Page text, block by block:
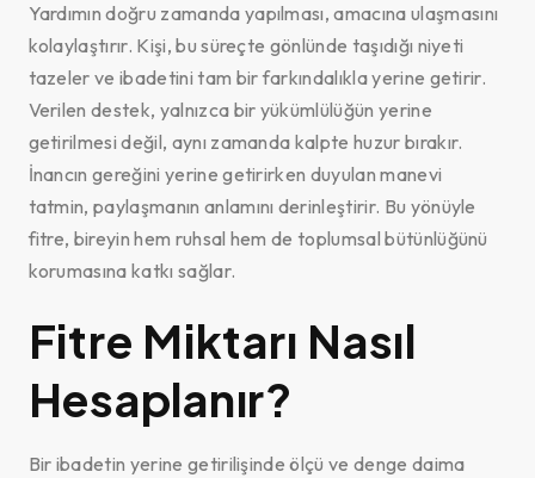
Yardımın doğru zamanda yapılması, amacına ulaşmasını
kolaylaştırır. Kişi, bu süreçte gönlünde taşıdığı niyeti
tazeler ve ibadetini tam bir farkındalıkla yerine getirir.
Verilen destek, yalnızca bir yükümlülüğün yerine
getirilmesi değil, aynı zamanda kalpte huzur bırakır.
İnancın gereğini yerine getirirken duyulan manevi
tatmin, paylaşmanın anlamını derinleştirir. Bu yönüyle
fitre, bireyin hem ruhsal hem de toplumsal bütünlüğünü
korumasına katkı sağlar.
Fitre Miktarı Nasıl
Hesaplanır?
Bir ibadetin yerine getirilişinde ölçü ve denge daima